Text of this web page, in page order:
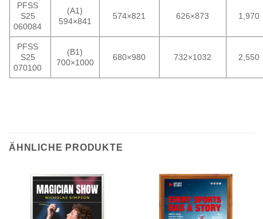
PFSS
S25
060084
(A1)
594×841
574×821 626×873 1,970
PFSS
S25
070100
(B1)
700×1000
680×980 732×1032 2,550
ÄHNLICHE PRODUKTE